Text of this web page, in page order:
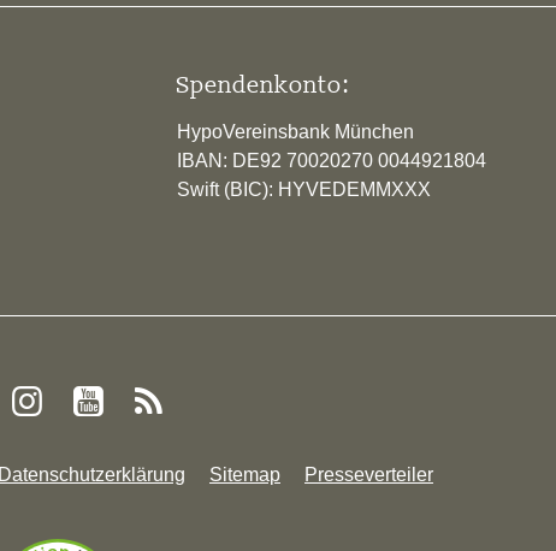
Spendenkonto:
HypoVereinsbank München
IBAN: DE92 70020270 0044921804
Swift (BIC): HYVEDEMMXXX
Datenschutzerklärung Sitemap Presseverteiler